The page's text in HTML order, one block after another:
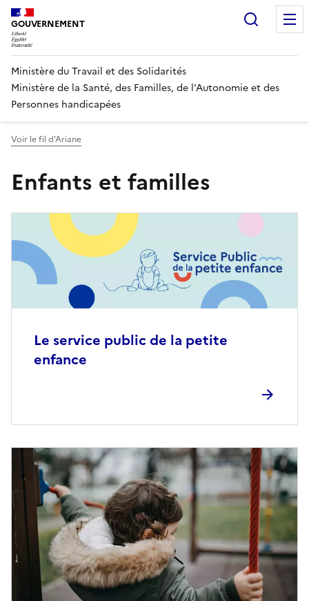
Panneau de gestion des cookies
GOUVERNEMENT
Ministère du Travail et des Solidarités
Ministère de la Santé, des Familles, de l'Autonomie et des
Personnes handicapées
Voir le fil d'Ariane
Enfants et familles
Le service public de la petite
enfance